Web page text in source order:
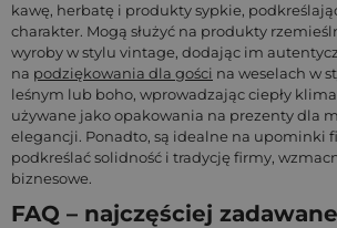
kawę, herbatę i produkty sypkie,
charakter. Mogą służyć na produkty
wyroby w stylu vintage, dodając im
na podziękowania dla gości na weselach w
leśnym lub boho, wprowadzając ciepły
używane jako opakowania na prezenty dla
elegancji. Ponadto, są idealne na upominki
podkreślać solidność i tradycję firmy,
biznesowe.
FAQ – najczęściej